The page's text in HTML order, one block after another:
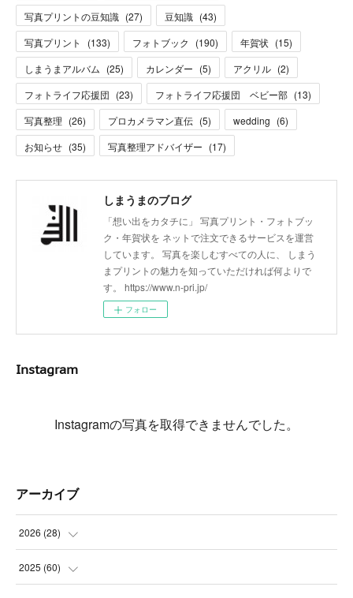
写真プリントの豆知識 (27) 豆知識 (43)
写真プリント
(133) フォトブック (190) 年賀状 (15)
しまうまアルバム (25) カレンダー (5) アクリル (2)
フォトライフ応援団 (23) フォトライフ応援団 ベビー部 (13)
写真整理 (26) プロカメラマン直伝 (5) wedding (6)
お知らせ (35) 写真整理アドバイザー (17)
しまうまのブログ
「想い出をカタチに」 写真プリント・フォトブッ
ク・年賀状を ネットで注文できるサービスを運営
しています。 写真を楽しむすべての人に、 しまう
まプリントの魅力を知っていただければ何よりで
す。 https://www.n-pri.jp/
フォロー
Instagram
Instagramの写真を取得できませんでした。
アーカイブ
2026 (28)
(4
2025 (60)